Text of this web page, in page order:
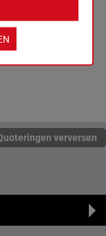
verversen